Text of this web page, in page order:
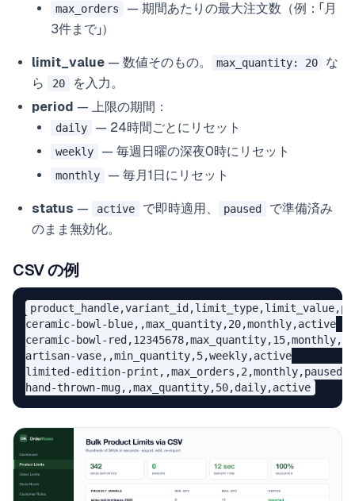
max_orders
— 期間あたりの最大注文数（例：「月
3件まで」）
limit_value — 数値そのもの。 max_quantity: 20
な
ら
20
を入力。
period — 上限の期間：
daily — 24時間ごとにリセット
weekly — 毎週日曜の深夜0時にリセット
monthly — 毎月1日にリセット
status — active で即時適用、 paused
で準備済み
のまま無効化。
CSV の例
ceramic-bowl-blue,,max_quantity,20,monthly,active
ceramic-bowl-
artisan-vase,,min_quantity,5,weekly,active
limited-edition-print,,max_orders,2,monthly,paused